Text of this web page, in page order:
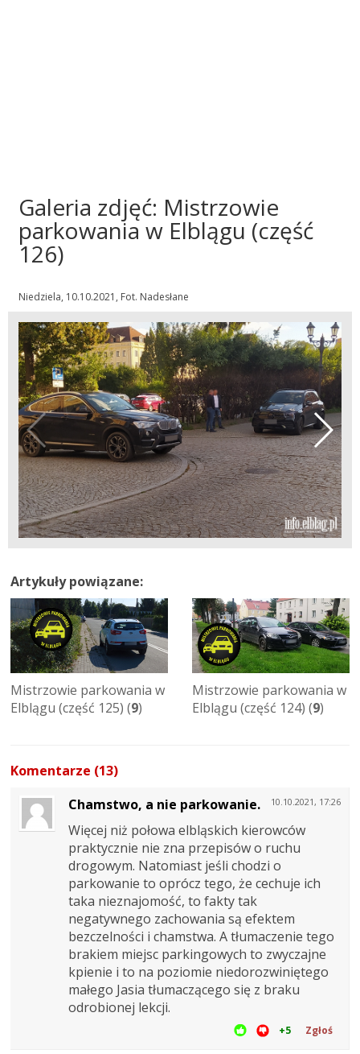
Galeria zdjęć: Mistrzowie
parkowania w Elblągu (część
126)
Niedziela, 10.10.2021, Fot. Nadesłane
Artykuły powiązane:
Mistrzowie parkowania w
Elblągu (część 125) (9)
Mistrzowie parkowania w
Elblągu (część 124) (9)
Komentarze (13)
10.10.2021, 17:26
Chamstwo, a nie parkowanie.
Więcej niż połowa elbląskich kierowców
praktycznie nie zna przepisów o ruchu
drogowym. Natomiast jeśli chodzi o
parkowanie to oprócz tego, że cechuje ich
taka nieznajomość, to fakty tak
negatywnego zachowania są efektem
bezczelności i chamstwa. A tłumaczenie tego
brakiem miejsc parkingowych to zwyczajne
kpienie i to na poziomie niedorozwiniętego
małego Jasia tłumaczącego się z braku
odrobionej lekcji.
+5 Zgłoś